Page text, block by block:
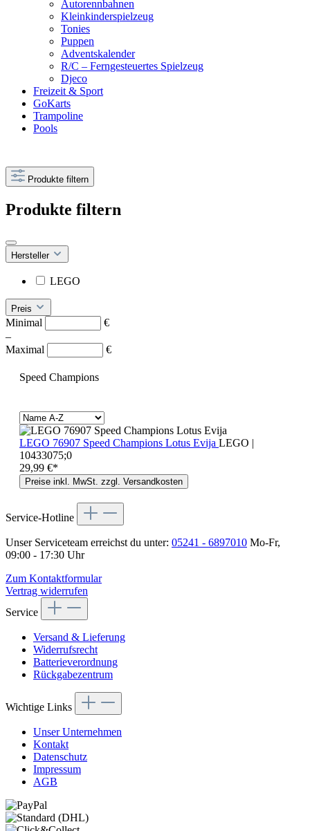
Autorennbahnen
Kleinkinderspielzeug
Tonies
Puppen
Adventskalender
R/C – Ferngesteuertes Spielzeug
Djeco
Freizeit & Sport
GoKarts
Trampoline
Pools
Produkte filtern
Produkte filtern
Hersteller
LEGO
Preis
Minimal
€
–
Maximal
€
Speed Champions
LEGO 76907 Speed Champions Lotus Evija LEGO |
10433075;0
29,99 €*
Preise inkl. MwSt. zzgl. Versandkosten
Service-Hotline
Unser Serviceteam erreichst du unter: 05241 - 6897010 Mo-Fr,
09:00 - 17:30 Uhr
Zum Kontaktformular
Vertrag widerrufen
Service
Versand & Lieferung
Widerrufsrecht
Batterieverordnung
Rückgabezentrum
Wichtige Links
Unser Unternehmen
Kontakt
Datenschutz
Impressum
AGB